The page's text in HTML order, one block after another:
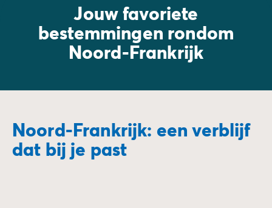
Jouw favoriete
bestemmingen rondom
Noord-Frankrijk
Noord-Frankrijk: een verblijf
dat bij je past